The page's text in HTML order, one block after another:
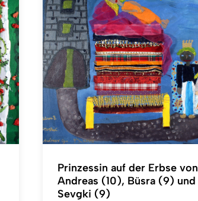
Prinzessin auf der Erbse von
Andreas (10), Büsra (9) und
Sevgki (9)